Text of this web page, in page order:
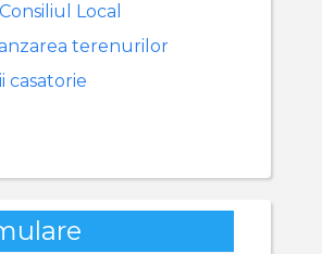
Local
terenurilor
casatorie